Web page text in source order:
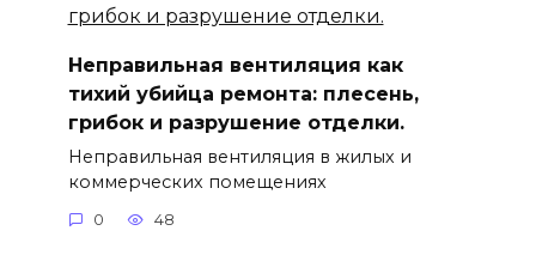
Неправильная вентиляция как
тихий убийца ремонта: плесень,
грибок и разрушение отделки.
Неправильная вентиляция в жилых и
коммерческих помещениях
0 48